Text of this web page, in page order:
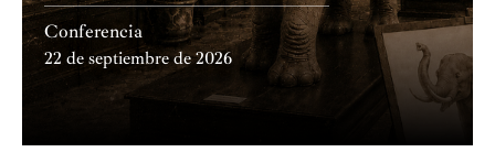
Conferencia
22 de septiembre de 2026